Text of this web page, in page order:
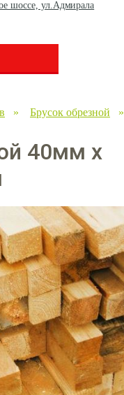
шоссе, ул.Адмирала
» Брусок обрезной »
40мм x